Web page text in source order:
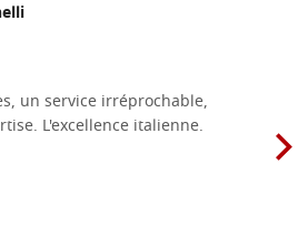
un service irréprochable,
L'excellence italienne.